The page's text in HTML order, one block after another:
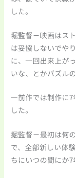
した。
堀監督－映画はス
は妥協しないでや
に、一回出来上が
いな、とかパズル
―前作では制作に7
した。
掘監督－最初は何
で、全部新しい体
ちにいつの間にか7